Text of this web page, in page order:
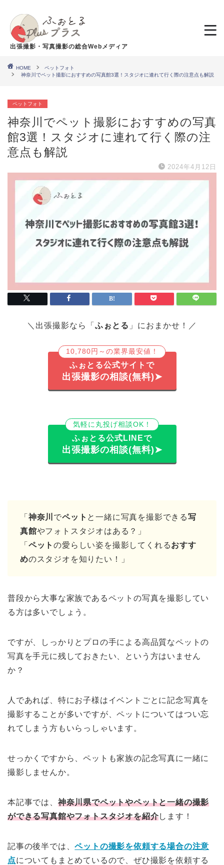
出張撮影・写真撮影の総合Webメディア
HOME
ペットフォト
神奈川でペット撮影におすすめの写真館3選！スタジオに連れて行く際の注意点も解説
ペットフォト
神奈川でペット撮影におすすめの写真
館3選！スタジオに連れて行く際の注
意点も解説
2024年4月12日
＼出張撮影なら「 ふぉとる 」におまかせ！／
10,780円～の業界最安値！
ふぉとる公式サイトで
出張撮影の相談(無料)➤
気軽に丸投げ相談OK！
ふぉとる公式LINEで
出張撮影の相談(無料)➤
「 神奈川 でペット と一緒に写真を撮影できる写
真館やフォトスタジオはある？」
「 ペットの愛らしい姿を撮影してくれるおすす
めのスタジオを知りたい！」
普段から大事な家族であるペットの写真を撮影してい
る方は多いでしょう。
ですが、しっかりとプロの手による高品質なペットの
写真を手元に残しておきたい、という方はいません
か？
人であれば、特にお子様はイベントごとに記念写真を
撮影することが多いですが、ペットについてはつい忘
れてしまう方もいらっしゃいます。
せっかくですから、ペットも家族の記念写真に一緒に
撮影しませんか。
本記事では、 神奈川県でペットやペットと一緒の撮影
ができる写真館やフォトスタジオを紹介します！
記事の後半では、ペットの撮影を依頼する場合の注意
点についてもまとめているので、ぜひ撮影を依頼する